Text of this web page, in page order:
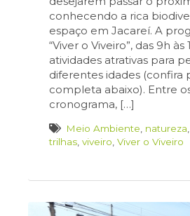
conhecendo a rica
espaço em Jacareí. A
“Viver o Viveiro”, das 9h
atividades atrativas para
diferentes idades (confira
completa abaixo). Entre
cronograma, […]
Meio Ambiente natureza
trilhas viveiro Viver o Viveiro